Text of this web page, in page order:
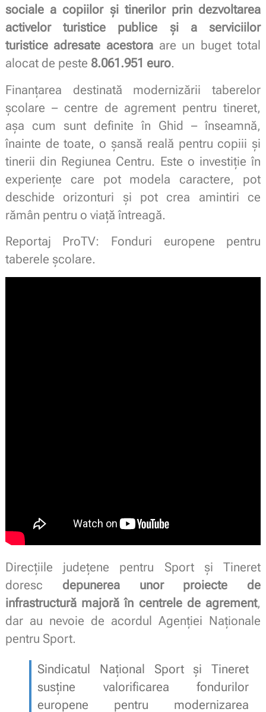
sociale a copiilor și tinerilor prin dezvoltarea
activelor turistice publice și a serviciilor
turistice adresate acestoraare un buget total
alocat de peste 8.061.951 euro.
Finanțarea destinată modernizării taberelor
școlare – centre de agrement pentru tineret,
așa cum sunt definite în Ghid – înseamnă,
înainte de toate, o șansă reală pentru copiii și
tinerii din Regiunea Centru. Este o investiție în
experiențe care pot modela caractere, pot
deschide orizonturi și pot crea amintiri ce
rămân pentru o viață întreagă.
Reportaj ProTV: Fonduri europene pentru
taberele școlare.
Direcțiile județene pentru Sport și Tineret
doresc depunerea unor proiecte de
infrastructură majoră în centrele de agrement,
dar au nevoie de acordul Agenției Naționale
pentru Sport.
Sindicatul Național Sport și Tineret
susține valorificarea fondurilor
europene pentru modernizarea